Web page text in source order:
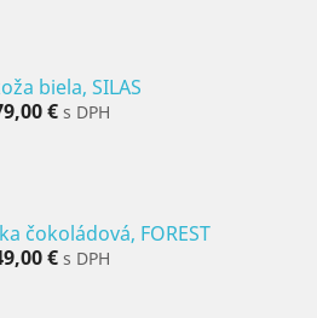
biela, SILAS
€ s DPH
čokoládová, FOREST
€ s DPH